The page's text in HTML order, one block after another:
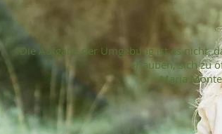
"Die Aufgabe der Umgebung ist es nicht,
erlauben, sich zu
- Maria